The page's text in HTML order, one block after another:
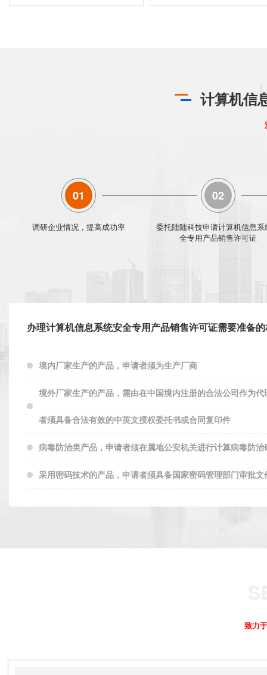
计算机信
01
调研企业情况，提高成功率
02
委托陆陆科技申请计算机信息系
全专用产品销售许可证
办理计算机信息系统安全专用产品销售许可证需要准备
境内厂家生产的产品，申请者须为生产厂商
境外厂家生产的产品，需由在中国境内注册的合法公司作为
者须具备合法有效的中英文授权委托书或合同复印件
病毒防治类产品，申请者须在属地公安机关进行计算病毒防治
采用密码技术的产品，申请者须具备国家密码管理部门审批文
致力